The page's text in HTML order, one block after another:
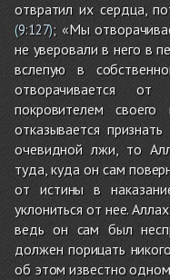
отвратил их сердца,
(9:127); «Мы
не уверовали в него в
вслепую в
отворачивается
покровителем
отказывается
очевидной лжи, то
туда, куда он сам
от истины в
уклониться от нее.
ведь он сам был
должен порицать
об этом известно